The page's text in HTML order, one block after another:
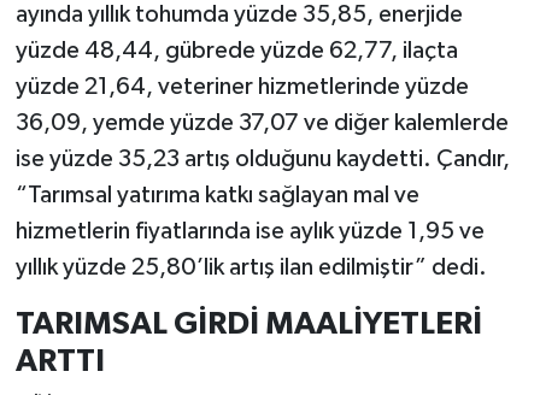
ayında yıllık tohumda yüzde 35,85, enerjide
yüzde 48,44, gübrede yüzde 62,77, ilaçta
yüzde 21,64, veteriner hizmetlerinde yüzde
36,09, yemde yüzde 37,07 ve diğer kalemlerde
ise yüzde 35,23 artış olduğunu kaydetti. Çandır,
“Tarımsal yatırıma katkı sağlayan mal ve
hizmetlerin fiyatlarında ise aylık yüzde 1,95 ve
yıllık yüzde 25,80’lik artış ilan edilmiştir” dedi.
TARIMSAL GİRDİ MAALİYETLERİ
ARTTI